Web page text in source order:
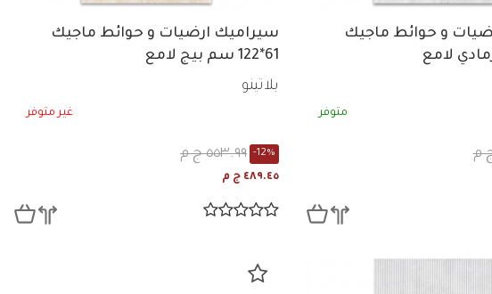
و حوائط ماجيك
متوفر
سيراميك ارضيات و حوائط ماجيك
61*122 سم بيج لامع
بلاتينو
غير متوفر
٥٥٣.٩٩ ج م -12%
٤٨٩.٤٥ ج م